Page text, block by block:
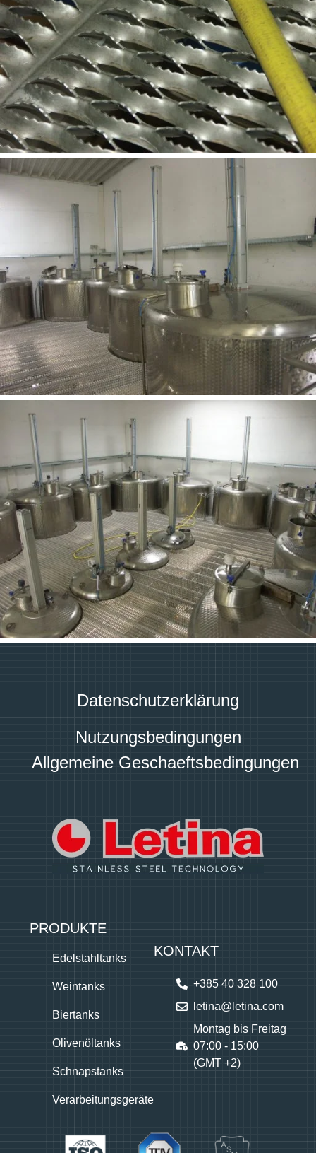
Datenschutzerklärung
Nutzungsbedingungen
Allgemeine Geschaeftsbedingungen
PRODUKTE
Edelstahltanks
Weintanks
Biertanks
Olivenöltanks
Schnapstanks
Verarbeitungsgeräte
KONTAKT
+385 40 328 100
letina@letina.com
Montag bis Freitag
07:00 - 15:00
(GMT +2)